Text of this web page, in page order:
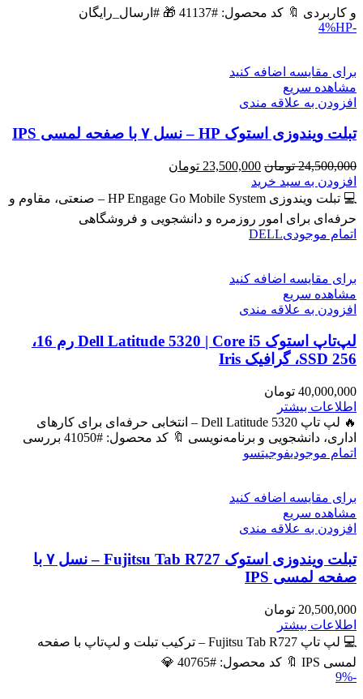
است.
و کاربردی 🔖 کد محصول: #41137 🎁 #ارسال_رایگان
-4%
HP
برای مقایسه اضافه کنید
مشاهده سریع
افزودن به علاقه مندی
تبلت ویندوزی استوک HP – نسل ۷ با صفحه لمسی IPS
24,500,000 تومان قیمت
اصلی
24,500,000 تومان
23,500,000 تومان
23,500,000 تومان
افزودن به سبد خرید
💻 تبلت ویندوزی HP Engage Go Mobile System – صنعتی، مقاوم و
حرفه‌ای برای امور روزمره و دانشجویی و فروشگاهی
اتمام موجودیDELL
برای مقایسه اضافه کنید
مشاهده سریع
افزودن به علاقه مندی
لپ‌تاپ استوک Dell Latitude 5320 | Core i5 رم 16،
SSD 256، گرافیک Iris
40,000,000 تومان
اطلاعات بیشتر
🔥 لپ تاپ Dell Latitude 5320 – انتخابی حرفه‌ای برای کارهای
اداری، دانشجویی و برنامه‌نویسی 🔖 کد محصول: #41050 بررسی
اتمام موجودیفوجیتسو
برای مقایسه اضافه کنید
مشاهده سریع
افزودن به علاقه مندی
تبلت ویندوزی استوک Fujitsu Tab R727 – نسل ۷ با
صفحه لمسی IPS
20,500,000 تومان
اطلاعات بیشتر
💻 لپ تاپ Fujitsu Tab R727 – ترکیب تبلت و لپ‌تاپ با صفحه
لمسی IPS 🔖 کد محصول: #40765 💎
-9%